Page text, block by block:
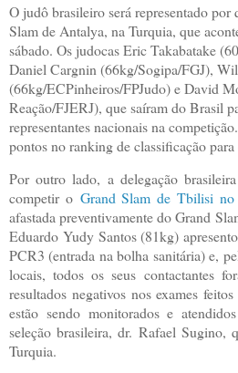
O judô brasileiro será representado por
Slam de Antalya, na Turquia, que
sábado. Os judocas Eric Takabatake
Daniel Cargnin (66kg/Sogipa/FGJ),
(66kg/ECPinheiros/FPJudo) e David
Reação/FJERJ), que saíram do Brasil
representantes nacionais na
pontos no ranking de classificação
Por outro lado, a delegação
competir o Grand Slam de Tbilisi
afastada preventivamente do Grand
Eduardo Yudy Santos (81kg)
PCR3 (entrada na bolha sanitária) e,
locais, todos os seus contactantes
resultados negativos nos exames
estão sendo monitorados e
seleção brasileira, dr. Rafael Sugino,
Turquia.